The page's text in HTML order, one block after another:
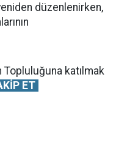
düzenlenirken,
Topluluğuna katılmak
ET